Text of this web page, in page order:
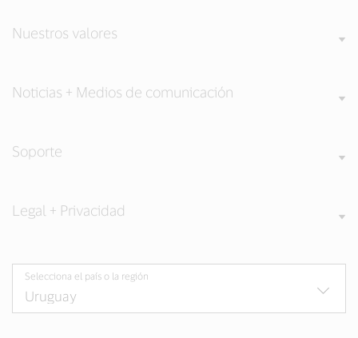
Nuestros valores
Noticias + Medios de comunicación
Soporte
Legal + Privacidad
Selecciona el país o la región